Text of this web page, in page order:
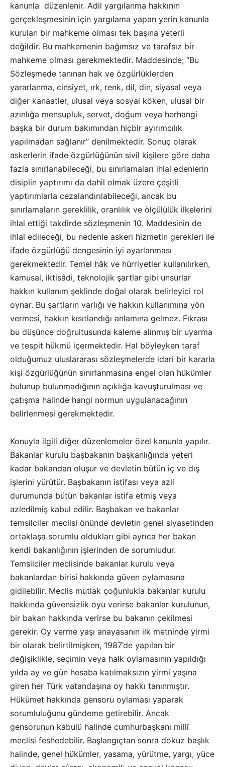
kanunla düzenlenir. Adil yargılanma hakkının
gerçekleşmesinin için yargılama yapan yerin kanunla
kurulan bir mahkeme olması tek başına yeterli
değildir. Bu mahkemenin bağımsız ve tarafsız bir
mahkeme olması gerekmektedir. Maddesinde; “Bu
Sözleşmede tanınan hak ve özgürlüklerden
yararlanma, cinsiyet, ırk, renk, dil, din, siyasal veya
diğer kanaatler, ulusal veya sosyal köken, ulusal bir
azınlığa mensupluk, servet, doğum veya herhangi
başka bir durum bakımından hiçbir ayırımcılık
yapılmadan sağlanır” denilmektedir. Sonuç olarak
askerlerin ifade özgürlüğünün sivil kişilere göre daha
fazla sınırlanabileceği, bu sınırlamaları ihlal edenlerin
disiplin yaptırımı da dahil olmak üzere çeşitli
yaptırımlarla cezalandırılabileceği, ancak bu
sınırlamaların gereklilik, oranlılık ve ölçülülük ilkelerini
ihlal ettiği takdirde sözleşmenin 10. Maddesinin de
ihlal edileceği, bu nedenle askeri hizmetin gerekleri ile
ifade özgürlüğü dengesinin iyi ayarlanması
gerekmektedir. Temel hâk ve hürriyetler kullanılırken,
kamusal, iktisâdi, teknolojik şartlar gibi unsurlar
hakkın kullanım şeklinde doğal olarak belirleyici rol
oynar. Bu şartların varlığı ve hakkın kullanımına yön
vermesi, hakkın kısıtlandığı anlamına gelmez. Fıkrası
bu düşünce doğrultusunda kaleme alınmış bir uyarma
ve tespit hükmü içermektedir. Hal böyleyken taraf
olduğumuz uluslararası sözleşmelerde idari bir kararla
kişi özgürlüğünün sınırlanmasına engel olan hükümler
bulunup bulunmadığının açıklığa kavuşturulması ve
çatışma halinde hangi normun uygulanacağının
belirlenmesi gerekmektedir.
Konuyla ilgili diğer düzenlemeler özel kanunla yapılır.
Bakanlar kurulu başbakanın başkanlığında yeteri
kadar bakandan oluşur ve devletin bütün iç ve dış
işlerini yürütür. Başbakanın istifası veya azli
durumunda bütün bakanlar istifa etmiş veya
azledilmiş kabul edilir. Başbakan ve bakanlar
temsilciler meclisi önünde devletin genel siyasetinden
ortaklaşa sorumlu oldukları gibi ayrıca her bakan
kendi bakanlığının işlerinden de sorumludur.
Temsilciler meclisinde bakanlar kurulu veya
bakanlardan birisi hakkında güven oylamasına
gidilebilir. Meclis mutlak çoğunlukla bakanlar kurulu
hakkında güvensizlik oyu verirse bakanlar kurulunun,
bir bakan hakkında verirse bu bakanın çekilmesi
gerekir. Oy verme yaşı anayasanın ilk metninde yirmi
bir olarak belirtilmişken, 1987’de yapılan bir
değişiklikle, seçimin veya halk oylamasının yapıldığı
yılda ay ve gün hesaba katılmaksızın yirmi yaşına
giren her Türk vatandaşına oy hakkı tanınmıştır.
Hükümet hakkında gensoru oylaması yaparak
sorumluluğunu gündeme getirebilir. Ancak
gensorunun kabulü halinde cumhurbaşkanı millî
meclisi feshedebilir. Başlangıçtan sonra dokuz başlık
halinde, genel hükümler, yasama, yürütme, yargı, yüce